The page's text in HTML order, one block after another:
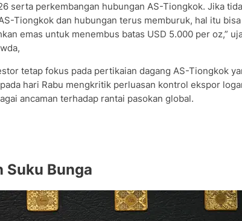
serta perkembangan hubungan AS-Tiongkok. Jika
Tiongkok dan hubungan terus memburuk, hal itu
emas untuk menembus batas USD 5.000 per oz,”
tetap fokus pada pertikaian dagang AS-Tiongkok
hari Rabu mengkritik perluasan kontrol ekspor
ancaman terhadap rantai pasokan global.
Suku Bunga